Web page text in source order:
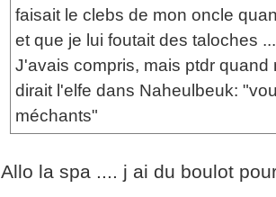
faisait le clebs de mon oncle
et que je lui foutait des taloches ...
J'avais compris, mais ptdr quand
dirait l'elfe dans Naheulbeuk:
méchants"
Allo la spa .... j ai du boulot